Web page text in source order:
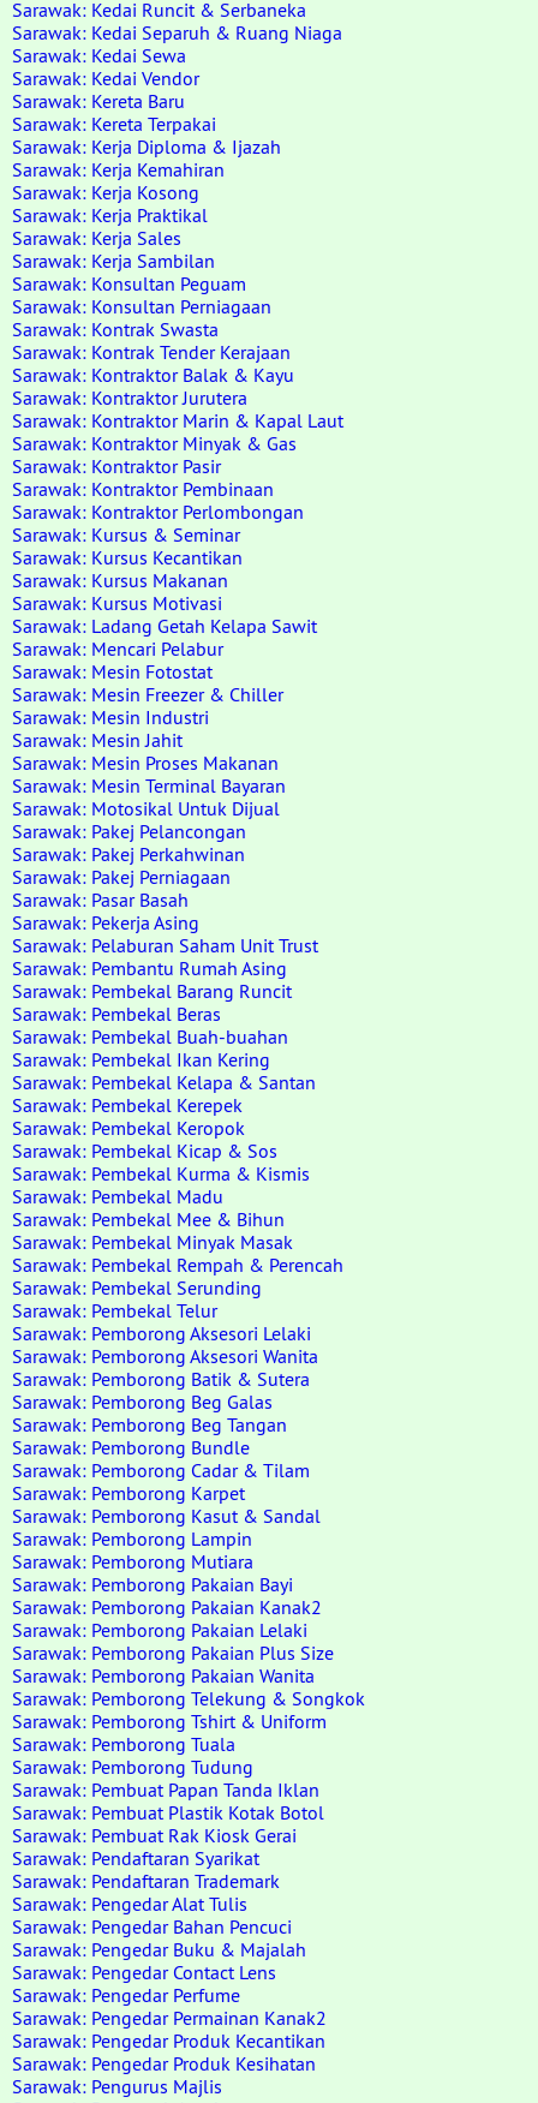
Sarawak: Kedai Runcit & Serbaneka
Sarawak: Kedai Separuh & Ruang Niaga
Sarawak: Kedai Sewa
Sarawak: Kedai Vendor
Sarawak: Kereta Baru
Sarawak: Kereta Terpakai
Sarawak: Kerja Diploma & Ijazah
Sarawak: Kerja Kemahiran
Sarawak: Kerja Kosong
Sarawak: Kerja Praktikal
Sarawak: Kerja Sales
Sarawak: Kerja Sambilan
Sarawak: Konsultan Peguam
Sarawak: Konsultan Perniagaan
Sarawak: Kontrak Swasta
Sarawak: Kontrak Tender Kerajaan
Sarawak: Kontraktor Balak & Kayu
Sarawak: Kontraktor Jurutera
Sarawak: Kontraktor Marin & Kapal Laut
Sarawak: Kontraktor Minyak & Gas
Sarawak: Kontraktor Pasir
Sarawak: Kontraktor Pembinaan
Sarawak: Kontraktor Perlombongan
Sarawak: Kursus & Seminar
Sarawak: Kursus Kecantikan
Sarawak: Kursus Makanan
Sarawak: Kursus Motivasi
Sarawak: Ladang Getah Kelapa Sawit
Sarawak: Mencari Pelabur
Sarawak: Mesin Fotostat
Sarawak: Mesin Freezer & Chiller
Sarawak: Mesin Industri
Sarawak: Mesin Jahit
Sarawak: Mesin Proses Makanan
Sarawak: Mesin Terminal Bayaran
Sarawak: Motosikal Untuk Dijual
Sarawak: Pakej Pelancongan
Sarawak: Pakej Perkahwinan
Sarawak: Pakej Perniagaan
Sarawak: Pasar Basah
Sarawak: Pekerja Asing
Sarawak: Pelaburan Saham Unit Trust
Sarawak: Pembantu Rumah Asing
Sarawak: Pembekal Barang Runcit
Sarawak: Pembekal Beras
Sarawak: Pembekal Buah-buahan
Sarawak: Pembekal Ikan Kering
Sarawak: Pembekal Kelapa & Santan
Sarawak: Pembekal Kerepek
Sarawak: Pembekal Keropok
Sarawak: Pembekal Kicap & Sos
Sarawak: Pembekal Kurma & Kismis
Sarawak: Pembekal Madu
Sarawak: Pembekal Mee & Bihun
Sarawak: Pembekal Minyak Masak
Sarawak: Pembekal Rempah & Perencah
Sarawak: Pembekal Serunding
Sarawak: Pembekal Telur
Sarawak: Pemborong Aksesori Lelaki
Sarawak: Pemborong Aksesori Wanita
Sarawak: Pemborong Batik & Sutera
Sarawak: Pemborong Beg Galas
Sarawak: Pemborong Beg Tangan
Sarawak: Pemborong Bundle
Sarawak: Pemborong Cadar & Tilam
Sarawak: Pemborong Karpet
Sarawak: Pemborong Kasut & Sandal
Sarawak: Pemborong Lampin
Sarawak: Pemborong Mutiara
Sarawak: Pemborong Pakaian Bayi
Sarawak: Pemborong Pakaian Kanak2
Sarawak: Pemborong Pakaian Lelaki
Sarawak: Pemborong Pakaian Plus Size
Sarawak: Pemborong Pakaian Wanita
Sarawak: Pemborong Telekung & Songkok
Sarawak: Pemborong Tshirt & Uniform
Sarawak: Pemborong Tuala
Sarawak: Pemborong Tudung
Sarawak: Pembuat Papan Tanda Iklan
Sarawak: Pembuat Plastik Kotak Botol
Sarawak: Pembuat Rak Kiosk Gerai
Sarawak: Pendaftaran Syarikat
Sarawak: Pendaftaran Trademark
Sarawak: Pengedar Alat Tulis
Sarawak: Pengedar Bahan Pencuci
Sarawak: Pengedar Buku & Majalah
Sarawak: Pengedar Contact Lens
Sarawak: Pengedar Perfume
Sarawak: Pengedar Permainan Kanak2
Sarawak: Pengedar Produk Kecantikan
Sarawak: Pengedar Produk Kesihatan
Sarawak: Pengurus Majlis